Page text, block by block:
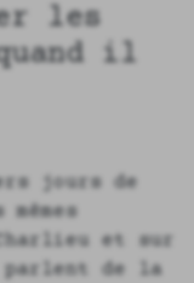
les
il
jours de
et sur
parlent de la